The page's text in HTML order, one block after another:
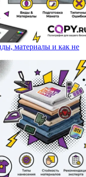
материалы и как не